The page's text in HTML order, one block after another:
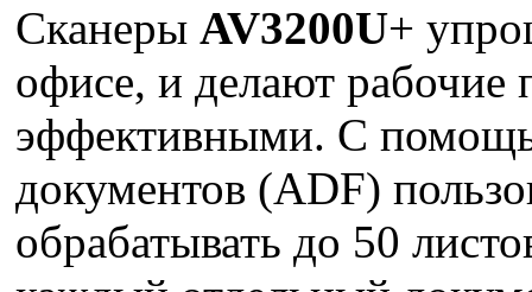
Сканеры AV3200U+
офисе, и делают рабочие
эффективными. С
документов (ADF)
обрабатывать до 50